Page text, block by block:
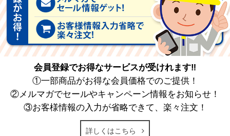
会員登録でお得なサービスが受けれます‼
①一部商品がお得な会員価格でのご提供！
②メルマガでセールやキャンペーン情報をお知らせ！
③お客様情報の入力が省略できて、楽々注文！
詳しくはこちら